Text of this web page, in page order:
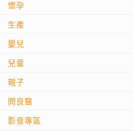
懷孕
生產
嬰兒
兒童
親子
問良醫
影音專區